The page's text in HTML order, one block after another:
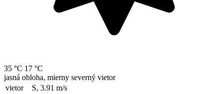
35 °C 17 °C
jasná obloha, mierny severný vietor
vietor
S, 3.91 m/s